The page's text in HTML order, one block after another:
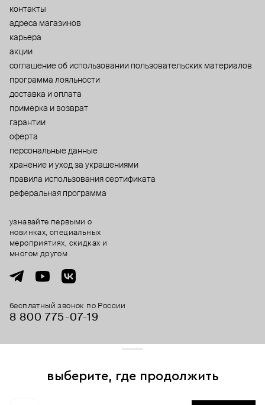
контакты
адреса магазинов
карьера
акции
cоглашение об использовании пользовательских материалов
программа лояльности
доставка и оплата
примерка и возврат
гарантии
оферта
персональные данные
хранение и уход за украшениями
правила использования сертификата
реферальная программа
бесплатный звонок по России
8 800 775⁠-07⁠-19
узнавайте первыми о
новинках, специальных
мероприятиях, скидках и
многом другом
выберите, где продолжить